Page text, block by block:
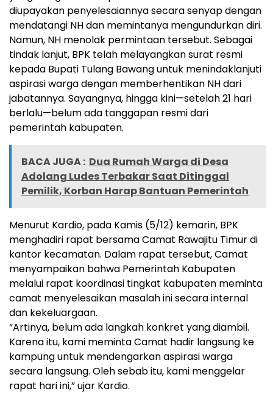
diupayakan penyelesaiannya secara senyap dengan
mendatangi NH dan memintanya mengundurkan diri.
Namun, NH menolak permintaan tersebut. Sebagai
tindak lanjut, BPK telah melayangkan surat resmi
kepada Bupati Tulang Bawang untuk menindaklanjuti
aspirasi warga dengan memberhentikan NH dari
jabatannya. Sayangnya, hingga kini—setelah 21 hari
berlalu—belum ada tanggapan resmi dari
pemerintah kabupaten.
BACA JUGA : Dua Rumah Warga di Desa
Adolang Ludes Terbakar Saat Ditinggal
Pemilik, Korban Harap Bantuan Pemerintah
Menurut Kardio, pada Kamis (5/12) kemarin, BPK
menghadiri rapat bersama Camat Rawajitu Timur di
kantor kecamatan. Dalam rapat tersebut, Camat
menyampaikan bahwa Pemerintah Kabupaten
melalui rapat koordinasi tingkat kabupaten meminta
camat menyelesaikan masalah ini secara internal
dan kekeluargaan.
“Artinya, belum ada langkah konkret yang diambil.
Karena itu, kami meminta Camat hadir langsung ke
kampung untuk mendengarkan aspirasi warga
secara langsung. Oleh sebab itu, kami menggelar
rapat hari ini,” ujar Kardio.